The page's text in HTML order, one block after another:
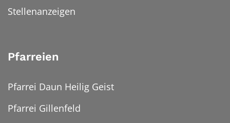
Stellenanzeigen
Pfarreien
Pfarrei Daun Heilig Geist
Pfarrei Gillenfeld